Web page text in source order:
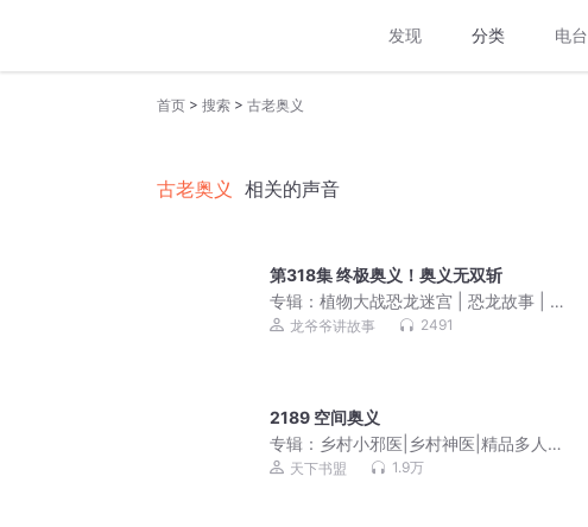
发现 分类 电台
首页 > 搜索 > 古老奥义
古老奥义 相关的声音
第318集 终极奥义！奥义无双斩
专辑： 植物大战恐龙迷宫 | 恐龙故事 | 睡
前故事
龙爷爷讲故事 2491
2189 空间奥义
专辑： 乡村小邪医|乡村神医|精品多人有
声剧天下书盟 1.9万